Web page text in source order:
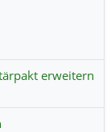
erweitern